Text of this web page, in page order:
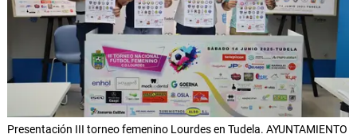
Presentación III torneo femenino Lourdes en Tudela. AYUNTAMIENTO